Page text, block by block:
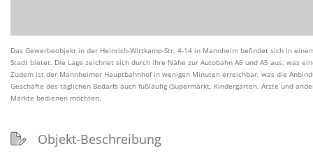
Das Gewerbeobjekt in der Heinrich-Wittkamp-Str. 4-14 in Mannheim befindet sich in
Stadt bietet. Die Lage zeichnet sich durch ihre Nähe zur Autobahn A6 und A5 aus, was
Zudem ist der Mannheimer Hauptbahnhof in wenigen Minuten erreichbar, was die
Geschäfte des täglichen Bedarfs auch fußläufig (Supermarkt, Kindergarten, Ärzte und
Märkte bedienen möchten.
Objekt-Beschreibung